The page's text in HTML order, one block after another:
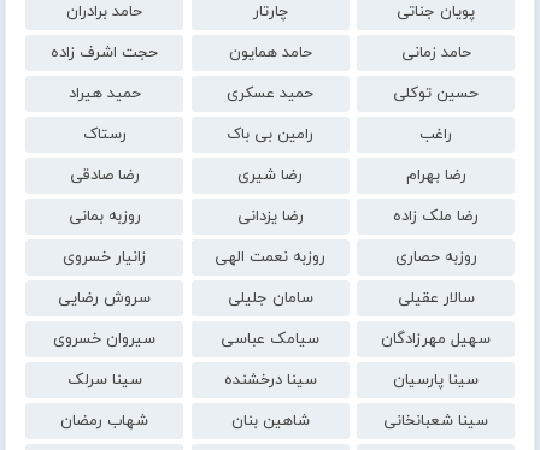
پویان جناتی
چارتار
حامد برادران
حامد زمانی
حامد همایون
حجت اشرف زاده
حسین توکلی
حمید عسکری
حمید هیراد
راغب
رامین بی باک
رستاک
رضا بهرام
رضا شیری
رضا صادقی
رضا ملک زاده
رضا یزدانی
روزبه بمانی
روزبه حصاری
روزبه نعمت الهی
زانیار خسروی
سالار عقیلی
سامان جلیلی
سروش رضایی
سهیل مهرزادگان
سیامک عباسی
سیروان خسروی
سینا پارسیان
سینا درخشنده
سینا سرلک
سینا شعبانخانی
شاهین بنان
شهاب رمضان